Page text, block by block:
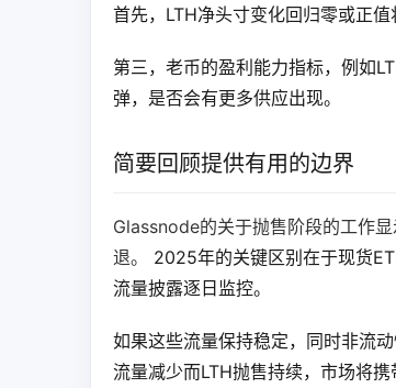
首先，LTH净头寸变化回归零或正
第三，老币的盈利能力指标，例如
弹，是否会有更多供应出现。
简要回顾提供有用的边界
Glassnode的关于抛售阶段的工作
退。
2025年的关键区别在于现货
流量披露逐日监控。
如果这些流量保持稳定，同时非流
流量减少而LTH抛售持续，市场将